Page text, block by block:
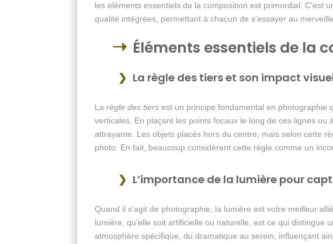
les éléments essentiels de la composition est primordial. C’est
qualité intégrées, permettant à chacun de s’essayer au
Éléments essentiels de la
La règle des tiers et son impact
La règle des tiers est un principe fondamental en photographie
verticales. En plaçant les points focaux le long de ces lignes
attrayante. Les objets placés hors du centre, mais selon cette
photo. En fait, beaucoup considèrent cette règle comme un
L’importance de la lumière pour
Quand il s’agit de photographie, la lumière est votre meilleur
lumière, qu’elle soit artificielle ou naturelle, est ce qui
atmosphère spécifique, du dramatique au serein, influençant